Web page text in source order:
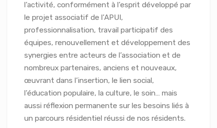
l’activité, conformément à l’esprit développé par
le projet associatif de l’APUI,
professionnalisation, travail participatif des
équipes, renouvellement et développement des
synergies entre acteurs de l’association et de
nombreux partenaires, anciens et nouveaux,
œuvrant dans l’insertion, le lien social,
l’éducation populaire, la culture, le soin… mais
aussi réflexion permanente sur les besoins liés à
un parcours résidentiel réussi de nos résidents.